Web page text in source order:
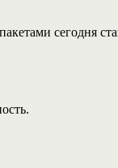
сегодня